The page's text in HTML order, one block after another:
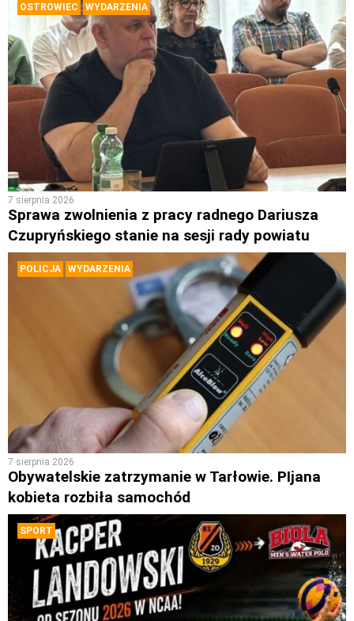
OSTROWIEC WYDARZENIA
7 sierpnia 2026
Sprawa zwolnienia z pracy radnego Dariusza
Czupryńskiego stanie na sesji rady powiatu
POLICJA WYDARZENIA
7 sierpnia 2026
Obywatelskie zatrzymanie w Tarłowie. PIjana
kobieta rozbiła samochód
SPORT